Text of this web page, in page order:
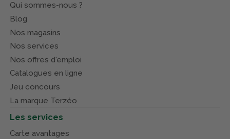
Qui sommes-nous ?
Blog
Nos magasins
Nos services
Nos offres d'emploi
Catalogues en ligne
Jeu concours
La marque Terzéo
Les services
Carte avantages